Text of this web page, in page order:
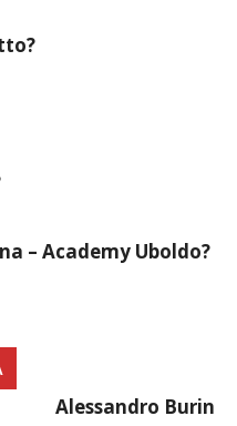
– Academy Uboldo?
Alessandro Burin